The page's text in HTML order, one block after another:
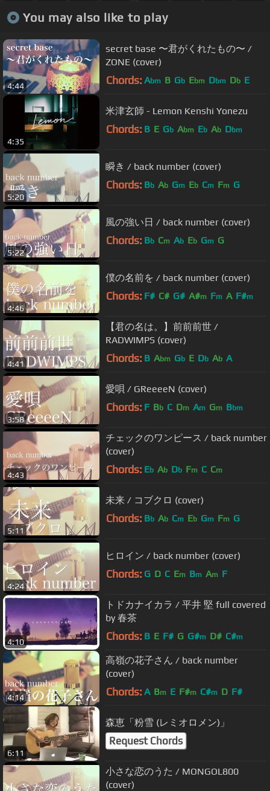
You may also like to play
4:44
secret base 〜君がくれたもの〜 /
ZONE (cover)
Chords: Abm B Gb Ebm Dbm Db E
4:35
米津玄師 - Lemon Kenshi Yonezu
Chords: B E Gb Abm Eb Ab Dbm
5:20
瞬き / back number (cover)
Chords: Bb Ab Gm Eb Cm Fm G
5:22
風の強い日 / back number (cover)
Chords: Bb Cm Ab Eb Gm G
4:46
僕の名前を / back number (cover)
Chords: F# C# G# A#m Fm A F#m
4:41
【君の名は。】前前前世 /
RADWIMPS (cover)
Chords: B Abm Gb E Db Ab A
3:58
愛唄 / GReeeeN (cover)
Chords: F Bb C Dm Am Gm Bbm
4:43
チェックのワンピース / back number
(cover)
Chords: Eb Ab Db Fm C Cm
5:11
未来 / コブクロ (cover)
Chords: Bb Ab Cm Eb Gm Fm G
4:24
ヒロイン / back number (cover)
Chords: G D C Em Bm Am F
4:10
トドカナイカラ / 平井 堅 full covered
by 春茶
Chords: B E F# G G#m D# C#m
4:14
高嶺の花子さん / back number
(cover)
Chords: A Bm E F#m C#m D F#
6:11
森恵「粉雪 (レミオロメン)」
Request Chords
小さな恋のうた / MONGOL800
(cover)